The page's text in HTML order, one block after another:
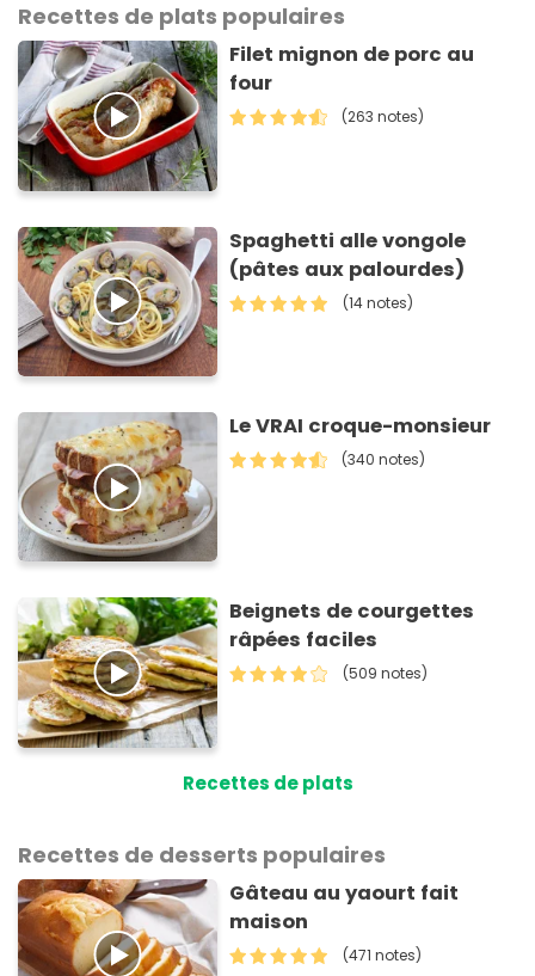
Recettes de plats populaires
Filet mignon de porc au
four
(263 notes)
Spaghetti alle vongole
(pâtes aux palourdes)
(14 notes)
Le VRAI croque-monsieur
(340 notes)
Beignets de courgettes
râpées faciles
(509 notes)
Recettes de plats
Recettes de desserts populaires
Gâteau au yaourt fait
maison
(471 notes)